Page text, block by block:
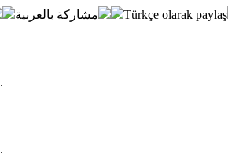
مشاركة بالعربية Türkçe olarak paylaş
.
.